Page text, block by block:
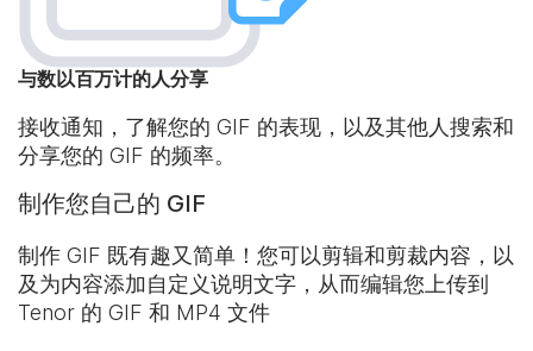
与数以百万计的人分享
接收通知，了解您的 GIF 的表现，以及其他人搜索和
分享您的 GIF 的频率。
制作您自己的 GIF
制作 GIF 既有趣又简单！您可以剪辑和剪裁内容，以
及为内容添加自定义说明文字，从而编辑您上传到
Tenor 的 GIF 和 MP4 文件